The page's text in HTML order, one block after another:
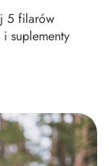
5 filarów
suplementy